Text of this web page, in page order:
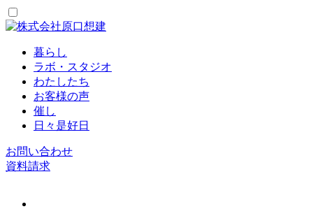
暮らし
ラボ・スタジオ
わたしたち
お客様の声
催し
日々是好日
お問い合わせ
資料請求